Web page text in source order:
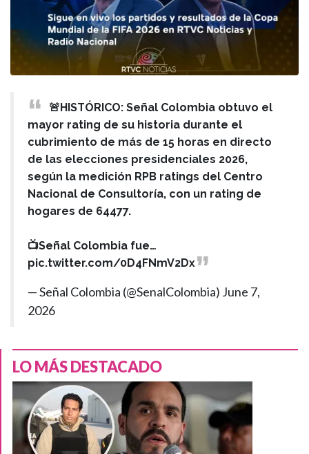
🚨HISTÓRICO: Señal Colombia obtuvo el
mayor rating de su historia durante el
cubrimiento de más de 15 horas en directo
de las elecciones presidenciales 2026,
según la medición RPB ratings del Centro
Nacional de Consultoría, con un rating de
hogares de 64477.
📺Señal Colombia fue…
pic.twitter.com/0D4FNmV2Dx
— Señal Colombia (@SenalColombia) June 7,
2026
LO MÁS DESTACADO